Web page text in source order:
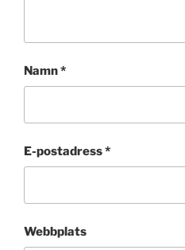
Namn*
E-postadress*
Webbplats